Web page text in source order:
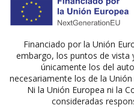
Financiado por la Unión
embargo, los puntos de vista
únicamente los del
necesariamente los de la
Ni la Unión Europea ni la
consideradas